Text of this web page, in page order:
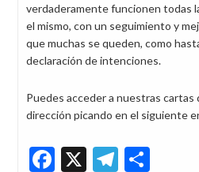
verdaderamente funcionen todas
el mismo, con un seguimiento y
que muchas se queden, como
declaración de intenciones.
Puedes acceder a nuestras cartas
dirección picando en el siguiente
Facebook
X